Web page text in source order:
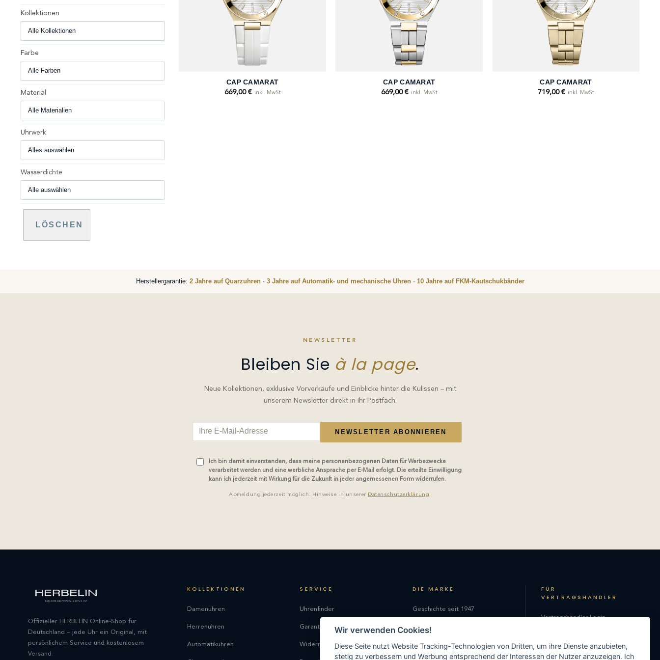
Kollektionen
Farbe
Material
Uhrwerk
Wasserdichte
LÖSCHEN
CAP CAMARAT
669,00 € inkl. MwSt
CAP CAMARAT
669,00 € inkl. MwSt
CAP CAMARAT
719,00 € inkl. MwSt
Herstellergarantie: 2 Jahre auf Quarzuhren· 3 Jahre auf Automatik- und mechanische Uhren· 10 Jahre auf FKM-Kautschukbänder
NEWSLETTER
Bleiben Sie à la page.
Neue Kollektionen, exklusive Vorverkäufe und Einblicke hinter die Kulissen – mit
unserem Newsletter direkt in Ihr Postfach.
NEWSLETTER ABONNIEREN
Ich bin damit einverstanden, dass meine personenbezogenen Daten für Werbezwecke
verarbeitet werden und eine werbliche Ansprache per E-Mail erfolgt. Die erteilte Einwilligung
kann ich jederzeit mit Wirkung für die Zukunft in jeder angemessenen Form widerrufen.
Abmeldung jederzeit möglich. Hinweise in unserer Datenschutzerklärung.
Offizieller HERBELIN Online-Shop für
Deutschland – jede Uhr ein Original, mit
persönlichem Service und kostenlosem
Versand.
KOLLEKTIONEN
Damenuhren
Herrenuhren
Automatikuhren
SERVICE
Uhrenfinder
Garantie
Widerrufsrecht
DIE MARKE
Geschichte seit 1947
Philosophie
Produktion
FÜR
VERTRAGSHÄNDLER
Vertragshändler-Login
registrieren
Wir verwenden Cookies!
Diese Seite nutzt Website Tracking-Technologien von Dritten, um ihre Dienste anzubieten,
stetig zu verbessern und Werbung entsprechend der Interessen der Nutzer anzuzeigen. Ich